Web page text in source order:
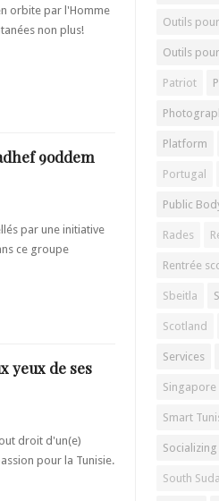
orbite par l'Homme
non plus!
9oddem
par une initiative
ce groupe
yeux de ses
droit d'un(e)
pour la Tunisie.
Outils
Outils
Patriot
Platform
Portugal
Public
Rades
Rentrée
Sbeitla
Scotland
Services
Singapore
Smart
Socializing
South